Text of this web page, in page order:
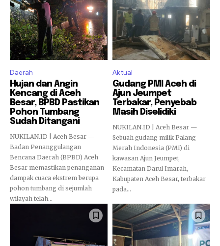
Daerah
Hujan dan Angin
Kencang di Aceh
Besar, BPBD Pastikan
Pohon Tumbang
Sudah Ditangani
NUKILAN.ID | Aceh Besar —
Badan Penanggulangan
Bencana Daerah (BPBD) Aceh
Besar memastikan penanganan
dampak cuaca ekstrem berupa
pohon tumbang di sejumlah
wilayah telah...
Aktual
Gudang PMI Aceh di
Ajun Jeumpet
Terbakar, Penyebab
Masih Diselidiki
NUKILAN.ID | Aceh Besar —
Sebuah gudang milik Palang
Merah Indonesia (PMI) di
kawasan Ajun Jeumpet,
Kecamatan Darul Imarah,
Kabupaten Aceh Besar, terbakar
pada...